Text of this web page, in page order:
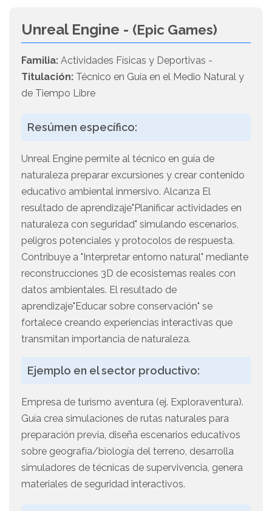
Unreal Engine - (Epic Games)
Familia: Actividades Físicas y Deportivas -
Titulación: Técnico en Guía en el Medio Natural y
de Tiempo Libre
Resúmen específico:
Unreal Engine permite al técnico en guía de
naturaleza preparar excursiones y crear contenido
educativo ambiental inmersivo. Alcanza El
resultado de aprendizaje"Planificar actividades en
naturaleza con seguridad" simulando escenarios,
peligros potenciales y protocolos de respuesta.
Contribuye a "Interpretar entorno natural" mediante
reconstrucciones 3D de ecosistemas reales con
datos ambientales. El resultado de
aprendizaje"Educar sobre conservación" se
fortalece creando experiencias interactivas que
transmitan importancia de naturaleza.
Ejemplo en el sector productivo:
Empresa de turismo aventura (ej. Exploraventura).
Guía crea simulaciones de rutas naturales para
preparación previa, diseña escenarios educativos
sobre geografía/biología del terreno, desarrolla
simuladores de técnicas de supervivencia, genera
materiales de seguridad interactivos.